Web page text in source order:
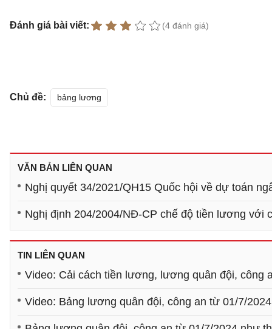
Đánh giá bài viết: (4 đánh giá)
Chủ đề: bảng lương
VĂN BẢN LIÊN QUAN
Nghị quyết 34/2021/QH15 Quốc hội về dự toán
Nghị định 204/2004/NĐ-CP chế độ tiền lương với
TIN LIÊN QUAN
Video: Cải cách tiền lương, lương quân đội, công
Video: Bảng lương quân đội, công an từ 01/7/2024